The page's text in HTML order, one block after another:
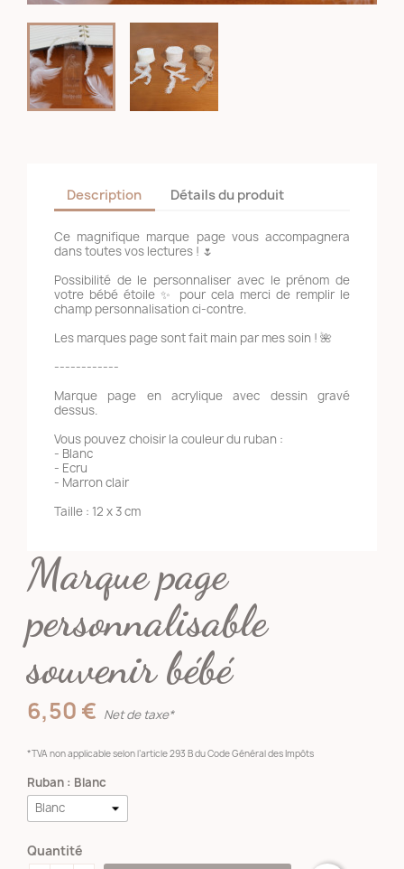
Description Détails du produit
Ce magnifique marque page vous accompagnera
dans toutes vos lectures ! 🌷
Possibilité de le personnaliser avec le prénom de
votre bébé étoile ✨ pour cela merci de remplir le
champ personnalisation ci-contre.
Les marques page sont fait main par mes soin ! 🌺
------------
Marque page en acrylique avec dessin gravé
dessus.
Vous pouvez choisir la couleur du ruban :
- Blanc
- Ecru
- Marron clair
Taille : 12 x 3 cm
Marque page
personnalisable
souvenir bébé
6,50 € Net de taxe*
*TVA non applicable selon l’article 293 B du Code Général des Impôts
Ruban : Blanc
Quantité